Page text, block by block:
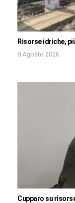
Risorse idriche,
8 Agosto 2026
Cupparo su